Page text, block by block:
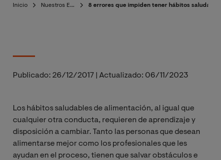
Inicio Nuestros Expertos 8 errores que impiden tener hábitos
Publicado: 26/12/2017 Actualizado: 06/11/2023
Los hábitos saludables de alimentación, al igual que
cualquier otra conducta, requieren de aprendizaje y
disposición a cambiar. Tanto las personas que desean
alimentarse mejor como los profesionales que les
ayudan en el proceso, tienen que salvar obstáculos e